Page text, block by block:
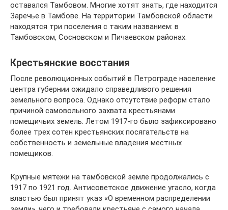
оставался Тамбовом. Многие хотят знать, где находится
Заречье в Тамбове. На территории Тамбовской области
находятся три поселения с таким названием: в
Тамбовском, Сосновском и Пичаевском районах.
Крестьянские восстания
После революционных событий в Петрограде население
центра губернии ожидало справедливого решения
земельного вопроса. Однако отсутствие реформ стало
причиной самовольного захвата крестьянами
помещичьих земель. Летом 1917-го было зафиксировано
более трех сотен крестьянских посягательств на
собственность и земельные владения местных
помещиков.
Крупные мятежи на тамбовской земле продолжались с
1917 по 1921 год. Антисоветское движение угасло, когда
властью был принят указ «О временном распределении